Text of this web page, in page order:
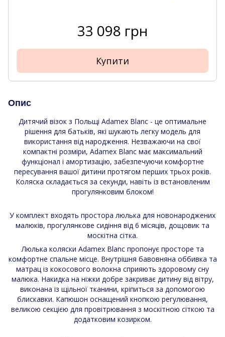
33 098 грн
Купити
Опис
Дитячий візок з Польщі Adamex Blanc - це оптимальне
рішення для батьків, які шукають легку модель для
використання від народження. Незважаючи на свої
компактні розміри, Adamex Blanc має максимальний
функціонал і амортизацію, забезпечуючи комфортне
пересування вашої дитини протягом перших трьох років.
Коляска складається за секунди, навіть із встановленим
прогулянковим блоком!
У комплект входять простора люлька для новонароджених
малюків, прогулянкове сидіння від 6 місяців, дощовик та
москітна сітка.
Люлька коляски Adamex Blanc пропонує просторе та
комфортне спальне місце. Внутрішня бавовняна оббивка та
матрац із кокосового волокна сприяють здоровому сну
малюка. Накидка на ніжки добре закриває дитину від вітру,
виконана із щільної тканини, кріпиться за допомогою
блискавки. Капюшон оснащений кнопкою регулювання,
великою секцією для провітрювання з москітною сіткою та
додатковим козирком.